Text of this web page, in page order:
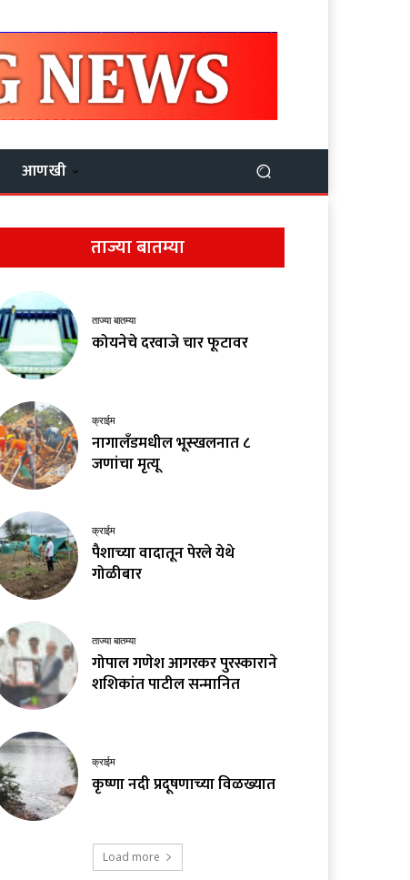
आणखी
ताज्या बातम्या
ताज्या बातम्या
कोयनेचे दरवाजे चार फूटावर
क्राईम
नागालँडमधील भूस्खलनात ८
जणांचा मृत्यू
क्राईम
पैशाच्या वादातून पेरले येथे
गोळीबार
ताज्या बातम्या
गोपाल गणेश आगरकर पुरस्काराने
शशिकांत पाटील सन्मानित
क्राईम
कृष्णा नदी प्रदूषणाच्या विळख्यात
Load more